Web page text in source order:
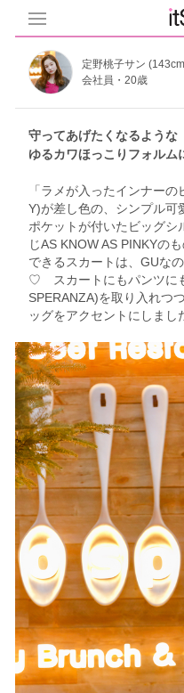
定野桃子サン
会社員・20歳
守ってあげたくなるような
ゆるカワほっこりフォルム
「ラメが入ったインナー
Y)が差し色の、シンプル
ポケットが付いたビッグシ
じAS KNOW AS PINKYの
できるスカートは、GUな
♡ スカートにもパンツに
SPERANZA)を取り入れつ
ッグをアクセントにしまし